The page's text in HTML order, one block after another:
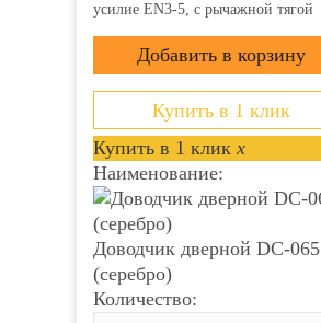
усилие EN3-5, с рычажной тягой
Купить в 1 клик
Купить в 1 клик x
Наименование:
Доводчик дверной DC-065
(серебро)
Количество: